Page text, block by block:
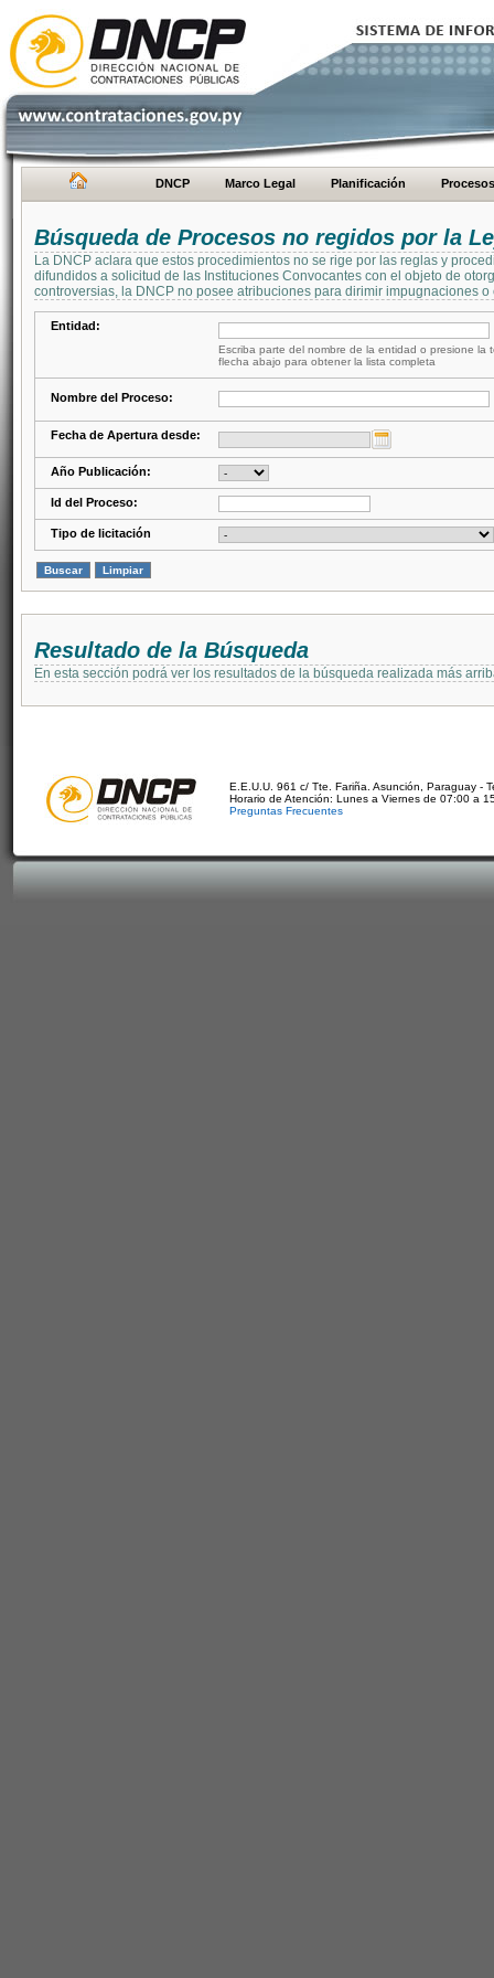
DNCP Marco Legal Planificación Procesos
Búsqueda de Procesos no regidos por la
La DNCP aclara que estos procedimientos no se rige por las reglas y
difundidos a solicitud de las Instituciones Convocantes con el objeto de
controversias, la DNCP no posee atribuciones para dirimir impugnaciones
Entidad:
Escriba parte del nombre de la entidad o presione la
flecha abajo para obtener la lista completa
Nombre del Proceso:
Fecha de Apertura desde:
Año Publicación:
Id del Proceso:
Tipo de licitación
Resultado de la Búsqueda
En esta sección podrá ver los resultados de la búsqueda realizada más
E.E.U.U. 961 c/ Tte. Fariña. Asunción, Paraguay -
Horario de Atención: Lunes a Viernes de 07:00 a
Preguntas Frecuentes